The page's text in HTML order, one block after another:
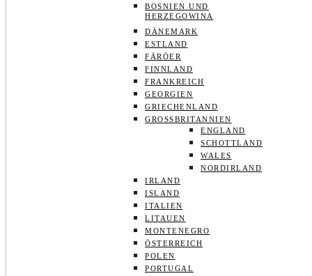
BOSNIEN UND
HERZEGOWINA
DÄNEMARK
ESTLAND
FÄRÖER
FINNLAND
FRANKREICH
GEORGIEN
GRIECHENLAND
GROSSBRITANNIEN
ENGLAND
SCHOTTLAND
WALES
NORDIRLAND
IRLAND
ISLAND
ITALIEN
LITAUEN
MONTENEGRO
ÖSTERREICH
POLEN
PORTUGAL